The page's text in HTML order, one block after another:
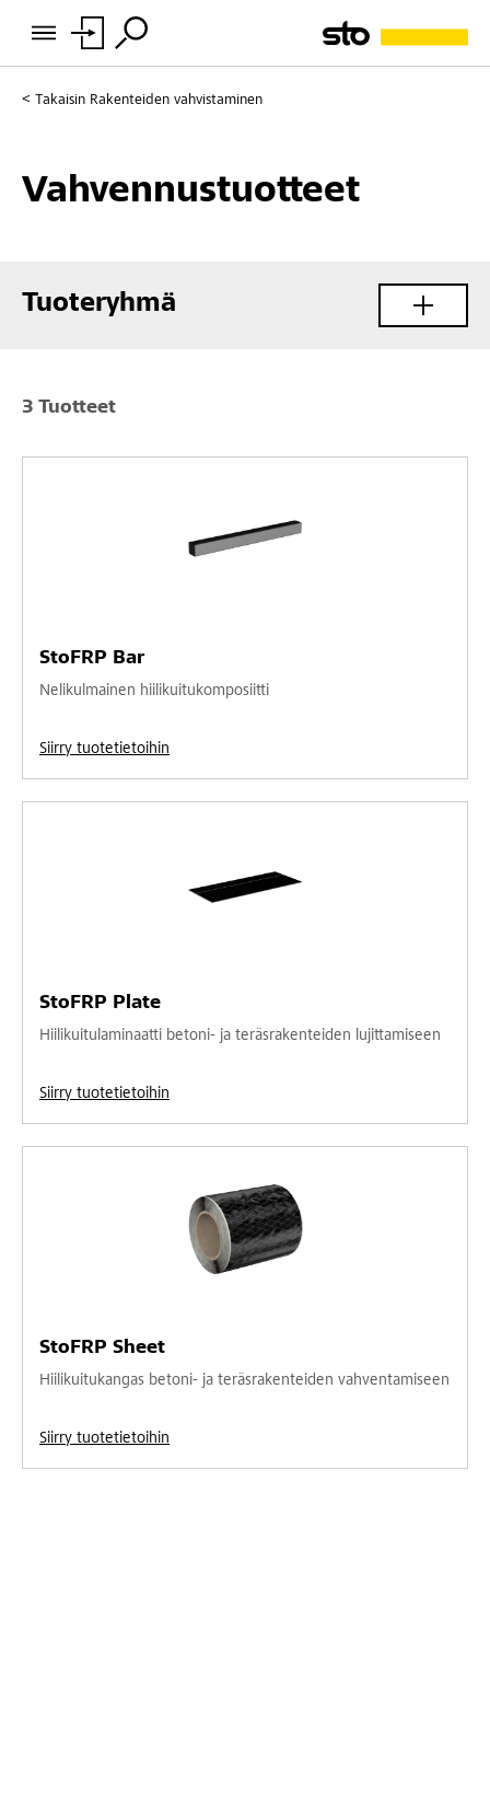
Takaisin Rakenteiden vahvistaminen
Vahvennustuotteet
Tuoteryhmä
3 Tuotteet
StoFRP Bar
Nelikulmainen hiilikuitukomposiitti
Siirry tuotetietoihin
StoFRP Plate
Hiilikuitulaminaatti betoni- ja teräsrakenteiden lujittamiseen
Siirry tuotetietoihin
StoFRP Sheet
Hiilikuitukangas betoni- ja teräsrakenteiden vahventamiseen
Siirry tuotetietoihin